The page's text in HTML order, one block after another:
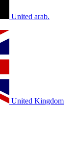
United arab.
United Kingdom